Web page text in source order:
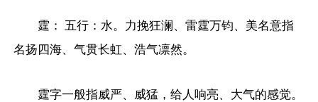
霆： 五行：水。力挽狂澜、雷霆万钧、美名意指
名扬四海、气贯长虹、浩气凛然。
霆字一般指威严、威猛，给人响亮、大气的感觉。